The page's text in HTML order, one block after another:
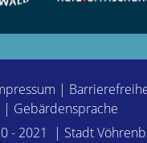
|
| Gebärdensprache
- 2021 | Stadt